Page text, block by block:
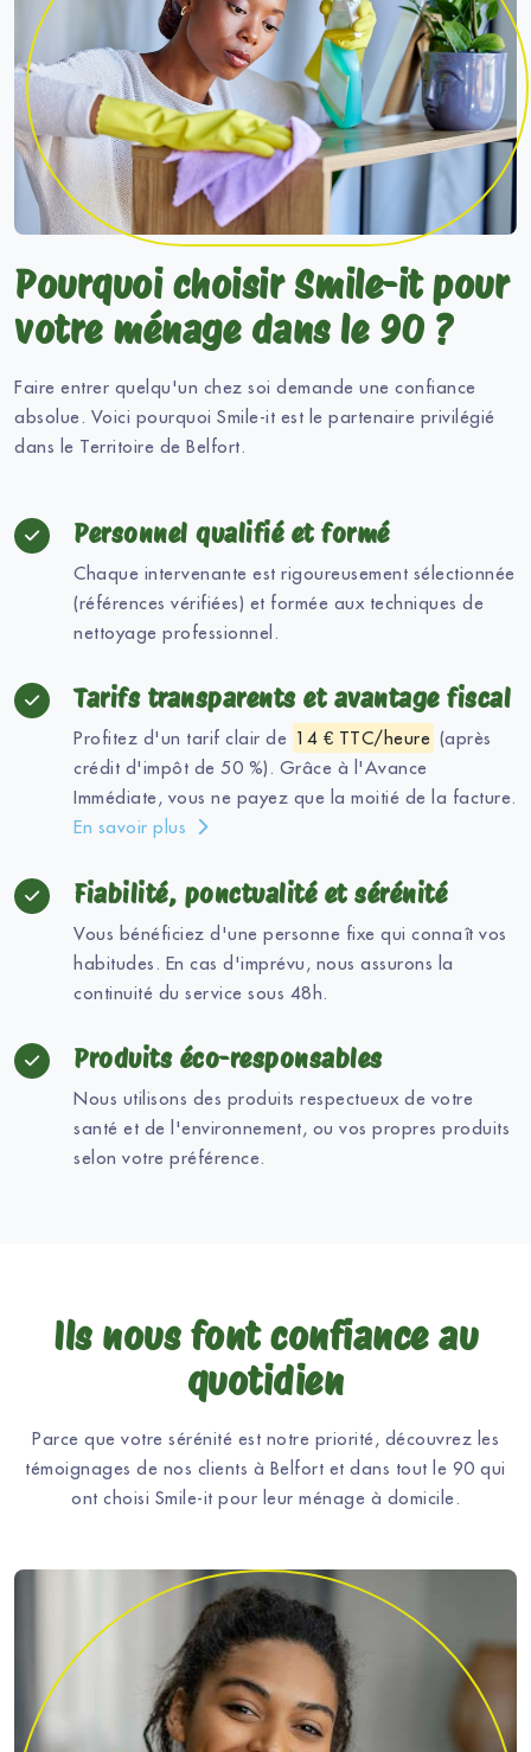
Pourquoi choisir Smile-it pour
votre ménage dans le 90 ?
Faire entrer quelqu'un chez soi demande une confiance
absolue. Voici pourquoi Smile-it est le partenaire privilégié
dans le Territoire de Belfort.
Personnel qualifié et formé
Chaque intervenante est rigoureusement sélectionnée
(références vérifiées) et formée aux techniques de
nettoyage professionnel.
Tarifs transparents et avantage fiscal
Profitez d'un tarif clair de 14 € TTC/heure (après
crédit d'impôt de 50 %). Grâce à l'Avance
Immédiate, vous ne payez que la moitié de la facture.
En savoir plus
Fiabilité, ponctualité et sérénité
Vous bénéficiez d'une personne fixe qui connaît vos
habitudes. En cas d'imprévu, nous assurons la
continuité du service sous 48h.
Produits éco-responsables
Nous utilisons des produits respectueux de votre
santé et de l'environnement, ou vos propres produits
selon votre préférence.
Ils nous font confiance au
quotidien
Parce que votre sérénité est notre priorité, découvrez les
témoignages de nos clients à Belfort et dans tout le 90 qui
ont choisi Smile-it pour leur ménage à domicile.